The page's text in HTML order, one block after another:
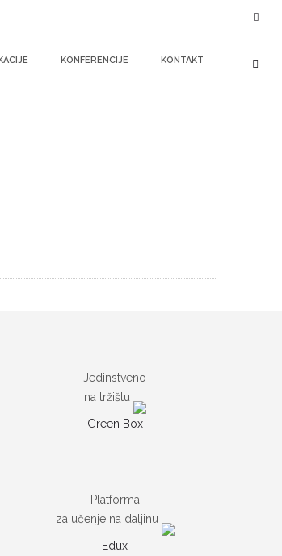
KONFERENCIJE KONTAKT
Jedinstveno
na tržištu
Green Box
Platforma
za učenje na daljinu
Edux